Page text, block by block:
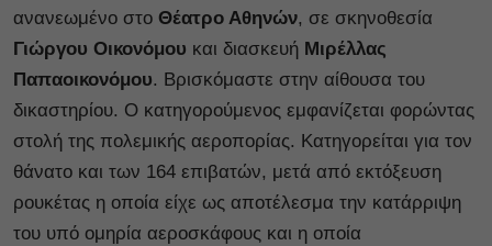
ανανεωμένο στο Θέατρο Αθηνών, σε σκηνοθεσία
Γιώργου Οικονόμου και διασκευή Μιρέλλας
Παπαοικονόμου. Βρισκόμαστε στην αίθουσα του
δικαστηρίου. Ο κατηγορούμενος εμφανίζεται φορώντας
στολή της πολεμικής αεροπορίας. Κατηγορείται για τον
θάνατο και των 164 επιβατών, μετά από εκτόξευση
ρουκέτας η οποία είχε ως αποτέλεσμα την κατάρριψη
του υπό ομηρία αεροσκάφους και η οποία